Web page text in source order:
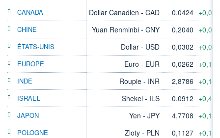
CANADA Dollar Canadien - CAD 0,0424
CHINE Yuan Renminbi - CNY 0,2040
ÉTATS-UNIS Dollar - USD 0,0302
EUROPE Euro - EUR 0,0262
INDE Roupie - INR 2,8786
ISRAËL Shekel - ILS 0,0912
JAPON Yen - JPY 4,7708
POLOGNE Zloty - PLN 0,1127